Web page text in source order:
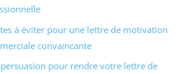
à éviter pour une lettre de motivation
convaincante
pour rendre votre lettre de